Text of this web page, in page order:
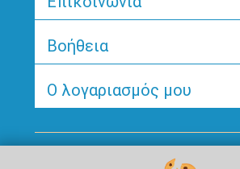
Βοήθεια
Ο λογαριασμός μου
Ακολουθήστε μας